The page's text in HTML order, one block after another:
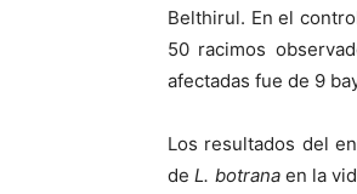
Belthirul. En el
50 racimos
afectadas fue de 9
Los resultados del
deL. botranaen la